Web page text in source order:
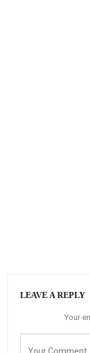
LEAVE A REPLY
Your